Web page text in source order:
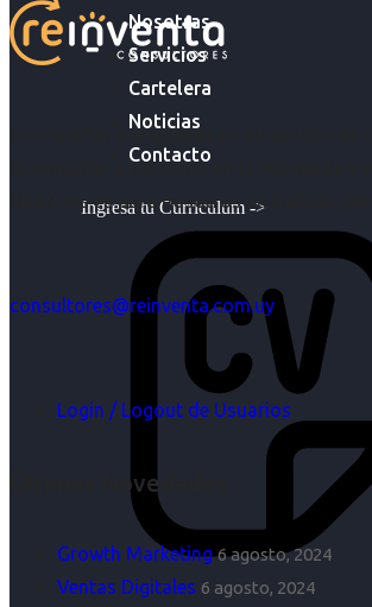
Nosotras
Servicios
Cartelera
Noticias
Contacto
Ingresa tu Curriculum ->
Acompañar a empresas en su gestión de
acompañar a personas en la búsqueda y
objetivos es para nosotros un trabajo,
consultores@reinventa.com.uy
Login / Logout de Usuarios
Últimas Novedades
Growth Marketing 6 agosto, 2024
Ventas Digitales 6 agosto, 2024